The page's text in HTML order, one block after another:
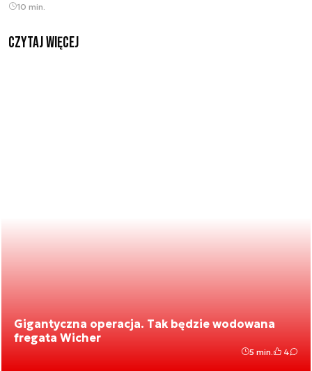
10 min.
czytaj więcej
Gigantyczna operacja. Tak będzie wodowana
fregata Wicher
5 min. 4